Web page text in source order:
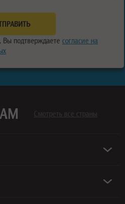
подтверждаете согласие на
Смотреть все страны